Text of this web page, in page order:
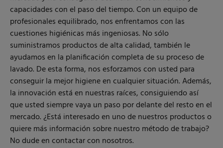
capacidades con el paso del tiempo. Con un equipo de
profesionales equilibrado, nos enfrentamos con las
cuestiones higiénicas más ingeniosas. No sólo
suministramos productos de alta calidad, también le
ayudamos en la planificación completa de su proceso de
lavado. De esta forma, nos esforzamos con usted para
conseguir la mejor higiene en cualquier situación. Además,
la innovación está en nuestras raíces, consiguiendo así
que usted siempre vaya un paso por delante del resto en el
mercado. ¿Está interesado en uno de nuestros productos o
quiere más información sobre nuestro método de trabajo?
No dude en contactar con nosotros.